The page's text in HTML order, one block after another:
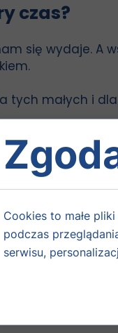
czas?
się wydaje. A
tych małych i
spotkania?
minut)
Cookies to małe
podczas
serwisu,